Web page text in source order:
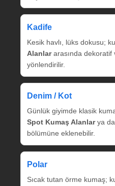
Kadife
Kesik havlı, lüks dokusu;
Alanlararasında dekoratif
yönlendirilir.
Denim / Kot
Günlük giyimde klasik
Spot Kumaş Alanlarya da
bölümüne eklenebilir.
Polar
Sıcak tutan örme kumaş;